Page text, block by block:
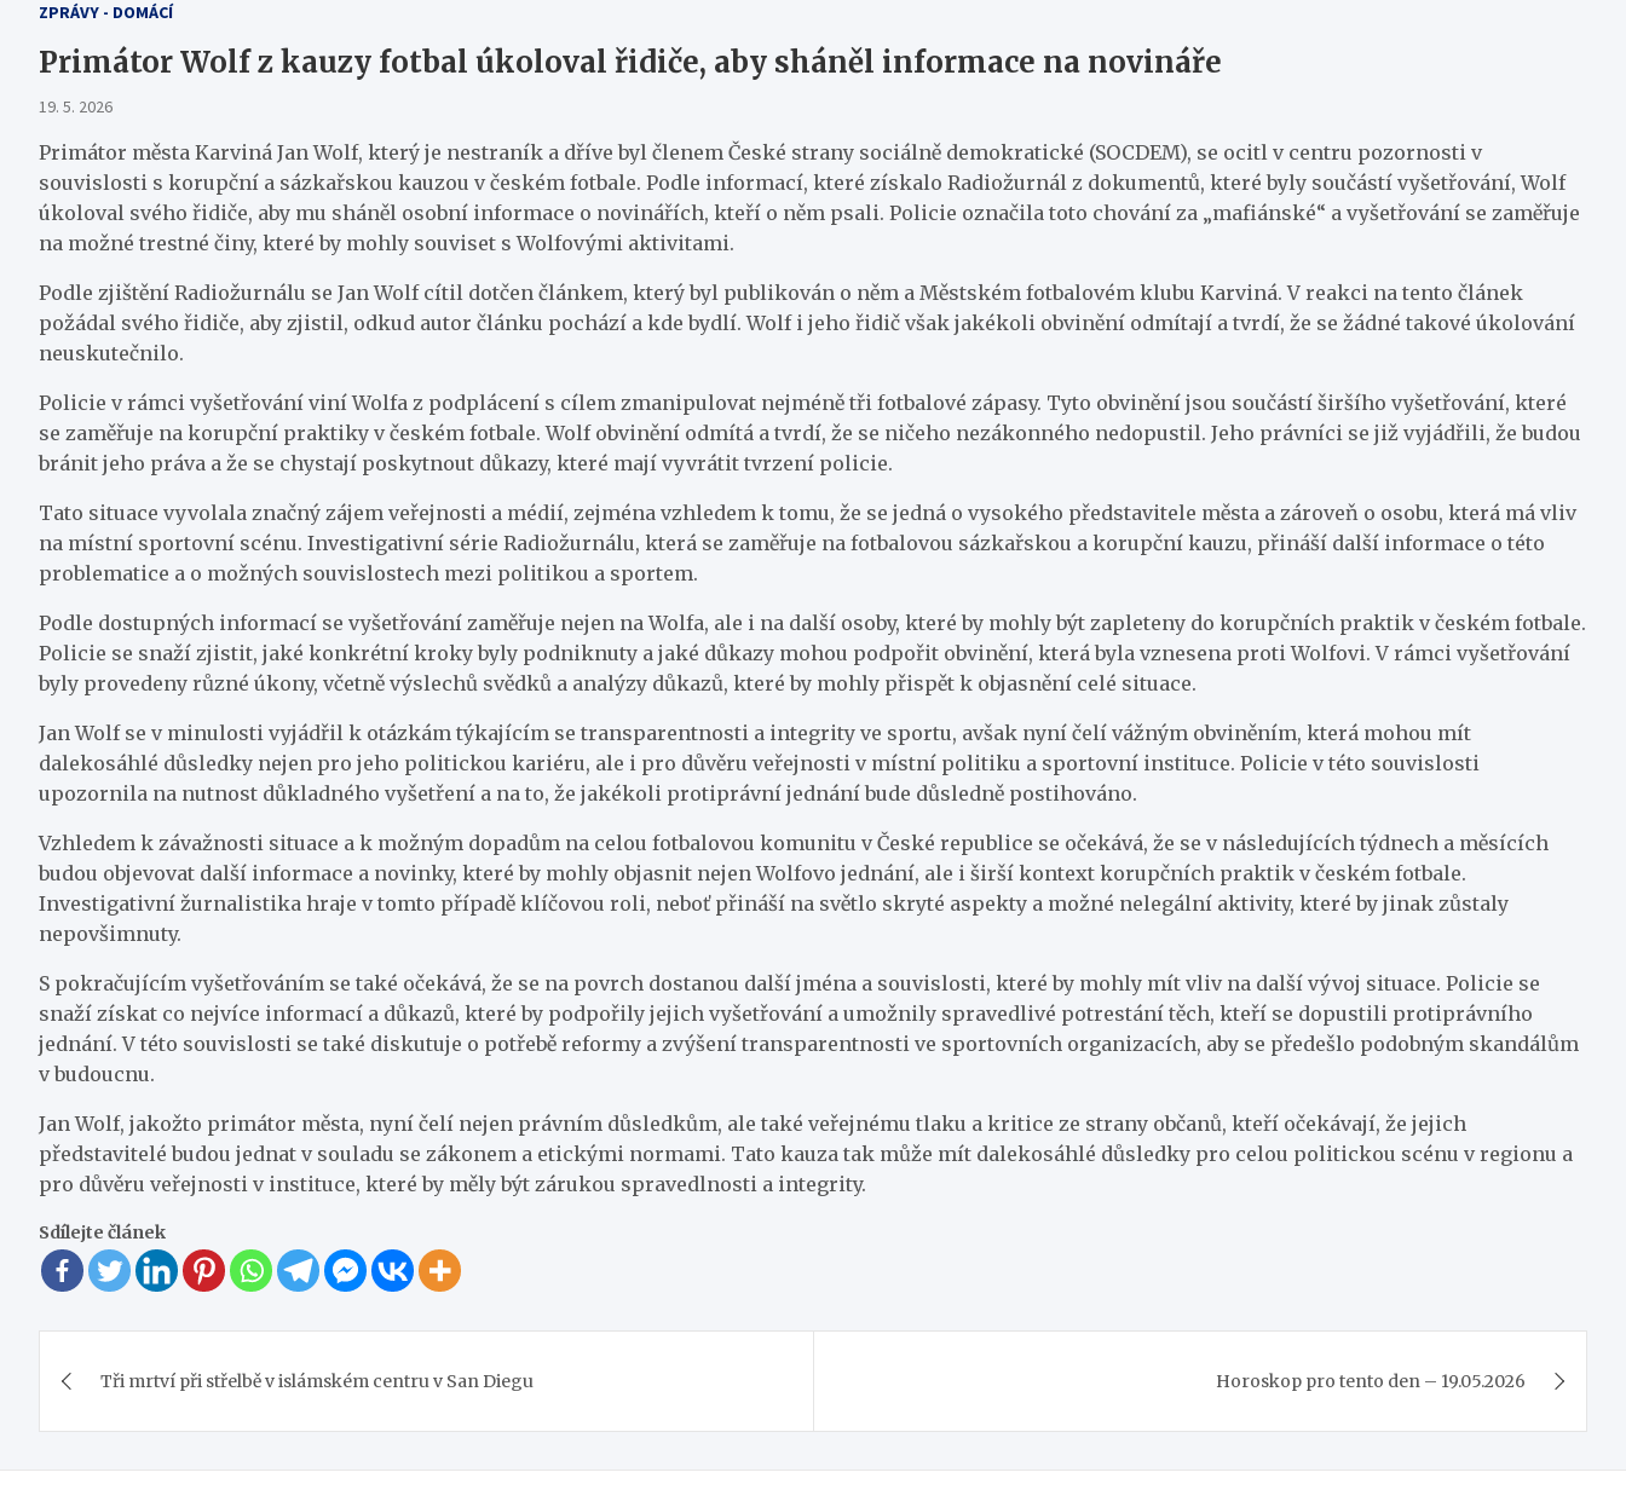
ZPRÁVY - DOMÁCÍ
Primátor Wolf z kauzy fotbal úkoloval řidiče, aby sháněl informace na novináře
19. 5. 2026
Primátor města Karviná Jan Wolf, který je nestraník a dříve byl členem České strany sociálně demokratické (SOCDEM), se ocitl v centru pozornosti v
souvislosti s korupční a sázkařskou kauzou v českém fotbale. Podle informací, které získalo Radiožurnál z dokumentů, které byly součástí vyšetřování, Wolf
úkoloval svého řidiče, aby mu sháněl osobní informace o novinářích, kteří o něm psali. Policie označila toto chování za „mafiánské“ a vyšetřování se zaměřuje
na možné trestné činy, které by mohly souviset s Wolfovými aktivitami.
Podle zjištění Radiožurnálu se Jan Wolf cítil dotčen článkem, který byl publikován o něm a Městském fotbalovém klubu Karviná. V reakci na tento článek
požádal svého řidiče, aby zjistil, odkud autor článku pochází a kde bydlí. Wolf i jeho řidič však jakékoli obvinění odmítají a tvrdí, že se žádné takové úkolování
neuskutečnilo.
Policie v rámci vyšetřování viní Wolfa z podplácení s cílem zmanipulovat nejméně tři fotbalové zápasy. Tyto obvinění jsou součástí širšího vyšetřování, které
se zaměřuje na korupční praktiky v českém fotbale. Wolf obvinění odmítá a tvrdí, že se ničeho nezákonného nedopustil. Jeho právníci se již vyjádřili, že budou
bránit jeho práva a že se chystají poskytnout důkazy, které mají vyvrátit tvrzení policie.
Tato situace vyvolala značný zájem veřejnosti a médií, zejména vzhledem k tomu, že se jedná o vysokého představitele města a zároveň o osobu, která má vliv
na místní sportovní scénu. Investigativní série Radiožurnálu, která se zaměřuje na fotbalovou sázkařskou a korupční kauzu, přináší další informace o této
problematice a o možných souvislostech mezi politikou a sportem.
Podle dostupných informací se vyšetřování zaměřuje nejen na Wolfa, ale i na další osoby, které by mohly být zapleteny do korupčních praktik v českém fotbale.
Policie se snaží zjistit, jaké konkrétní kroky byly podniknuty a jaké důkazy mohou podpořit obvinění, která byla vznesena proti Wolfovi. V rámci vyšetřování
byly provedeny různé úkony, včetně výslechů svědků a analýzy důkazů, které by mohly přispět k objasnění celé situace.
Jan Wolf se v minulosti vyjádřil k otázkám týkajícím se transparentnosti a integrity ve sportu, avšak nyní čelí vážným obviněním, která mohou mít
dalekosáhlé důsledky nejen pro jeho politickou kariéru, ale i pro důvěru veřejnosti v místní politiku a sportovní instituce. Policie v této souvislosti
upozornila na nutnost důkladného vyšetření a na to, že jakékoli protiprávní jednání bude důsledně postihováno.
Vzhledem k závažnosti situace a k možným dopadům na celou fotbalovou komunitu v České republice se očekává, že se v následujících týdnech a měsících
budou objevovat další informace a novinky, které by mohly objasnit nejen Wolfovo jednání, ale i širší kontext korupčních praktik v českém fotbale.
Investigativní žurnalistika hraje v tomto případě klíčovou roli, neboť přináší na světlo skryté aspekty a možné nelegální aktivity, které by jinak zůstaly
nepovšimnuty.
S pokračujícím vyšetřováním se také očekává, že se na povrch dostanou další jména a souvislosti, které by mohly mít vliv na další vývoj situace. Policie se
snaží získat co nejvíce informací a důkazů, které by podpořily jejich vyšetřování a umožnily spravedlivé potrestání těch, kteří se dopustili protiprávního
jednání. V této souvislosti se také diskutuje o potřebě reformy a zvýšení transparentnosti ve sportovních organizacích, aby se předešlo podobným skandálům
v budoucnu.
Jan Wolf, jakožto primátor města, nyní čelí nejen právním důsledkům, ale také veřejnému tlaku a kritice ze strany občanů, kteří očekávají, že jejich
představitelé budou jednat v souladu se zákonem a etickými normami. Tato kauza tak může mít dalekosáhlé důsledky pro celou politickou scénu v regionu a
pro důvěru veřejnosti v instituce, které by měly být zárukou spravedlnosti a integrity.
Sdílejte článek
pro
Tři mrtví při střelbě v islámském centru v San Diegu Horoskop pro tento den – 19.05.2026